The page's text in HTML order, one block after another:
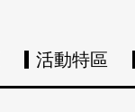
活動特區